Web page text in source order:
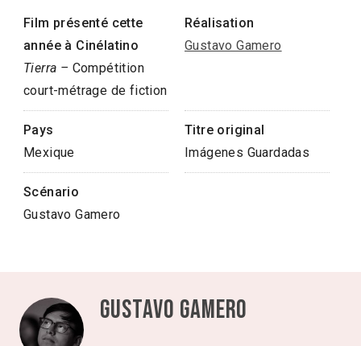
Film présenté cette
année à Cinélatino
Tierra – Compétition
court-métrage de fiction
Réalisation
Gustavo Gamero
Pays
Mexique
Titre original
Imágenes Guardadas
Scénario
Gustavo Gamero
Gustavo Gamero